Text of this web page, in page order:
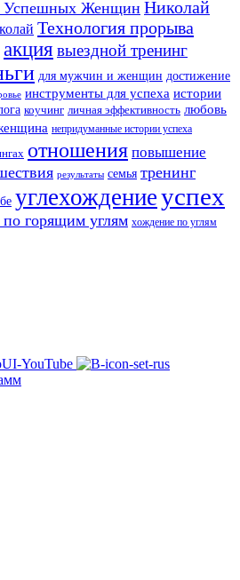
Успешных Женщин Николай
Технология прорыва
акция выездной тренинг
для мужчин и женщин достижение
инструменты для успеха истории
коучинг личная эффективность любовь
непридуманные истории успеха
отношения повышение
результаты семья тренинг
углехождениеуспех
горящим углям хождение по углям